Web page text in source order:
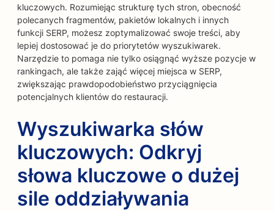
kluczowych. Rozumiejąc strukturę tych stron, obecność
polecanych fragmentów, pakietów lokalnych i innych
funkcji SERP, możesz zoptymalizować swoje treści, aby
lepiej dostosować je do priorytetów wyszukiwarek.
Narzędzie to pomaga nie tylko osiągnąć wyższe pozycje w
rankingach, ale także zająć więcej miejsca w SERP,
zwiększając prawdopodobieństwo przyciągnięcia
potencjalnych klientów do restauracji.
Wyszukiwarka słów
kluczowych: Odkryj
słowa kluczowe o dużej
sile oddziaływania